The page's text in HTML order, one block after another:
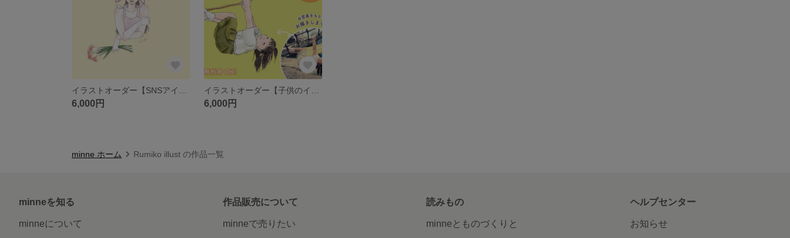
6,000円 6,000円
minne ホーム Rumiko illust の作品一覧
minneを知る
minneについて
作品販売について
minneで売りたい
読みもの
minneとものづくりと
ヘルプセンター
お知らせ